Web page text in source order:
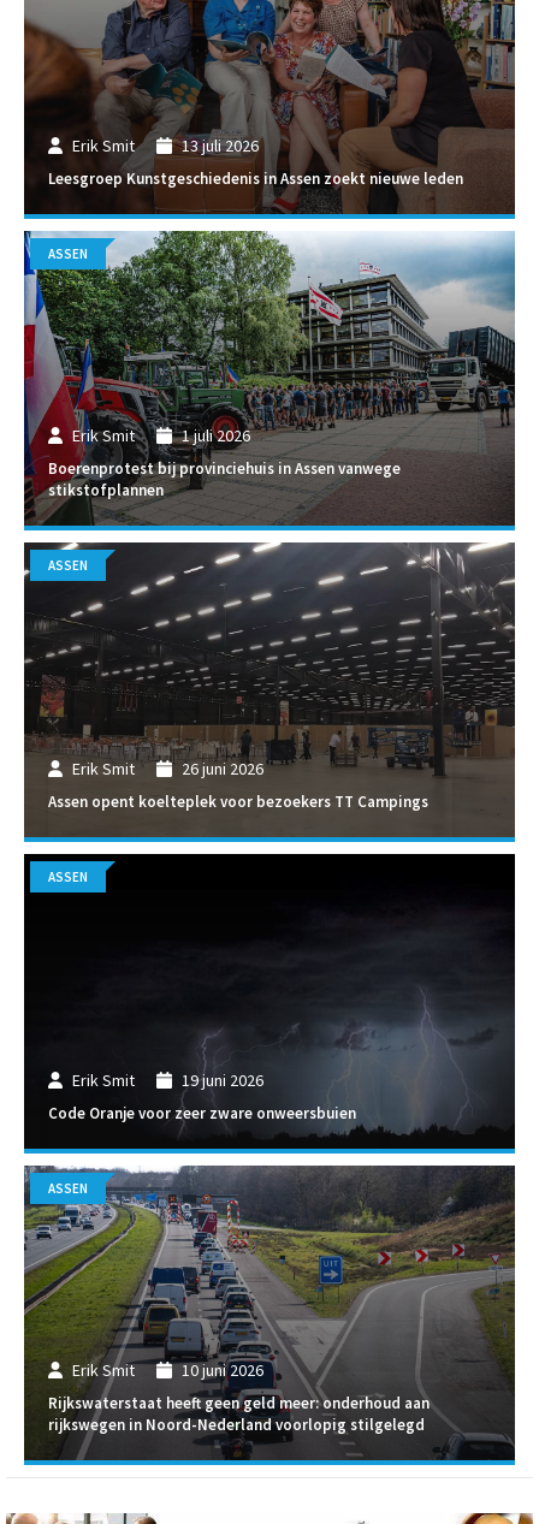
Erik Smit 13 juli 2026
Leesgroep Kunstgeschiedenis in Assen zoekt nieuwe leden
Erik Smit 1 juli 2026
Boerenprotest bij provinciehuis in Assen vanwege
stikstofplannen
ASSEN
Erik Smit 26 juni 2026
Assen opent koelteplek voor bezoekers TT Campings
ASSEN
Erik Smit 19 juni 2026
Code Oranje voor zeer zware onweersbuien
ASSEN
Erik Smit 10 juni 2026
Rijkswaterstaat heeft geen geld meer: onderhoud aan
rijkswegen in Noord-Nederland voorlopig stilgelegd
ASSEN